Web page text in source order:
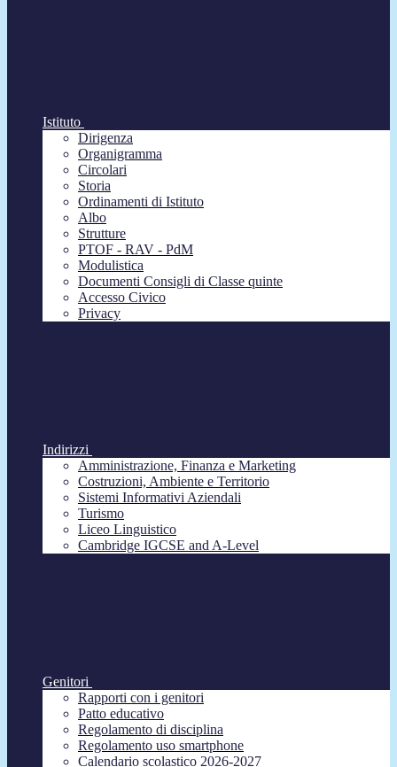
Istituto
Dirigenza
Organigramma
Circolari
Storia
Ordinamenti di Istituto
Albo
Strutture
PTOF - RAV - PdM
Modulistica
Documenti Consigli di Classe quinte
Accesso Civico
Privacy
Indirizzi
Amministrazione, Finanza e Marketing
Costruzioni, Ambiente e Territorio
Sistemi Informativi Aziendali
Turismo
Liceo Linguistico
Cambridge IGCSE and A-Level
Genitori
Rapporti con i genitori
Patto educativo
Regolamento di disciplina
Regolamento uso smartphone
Calendario scolastico 2026-2027